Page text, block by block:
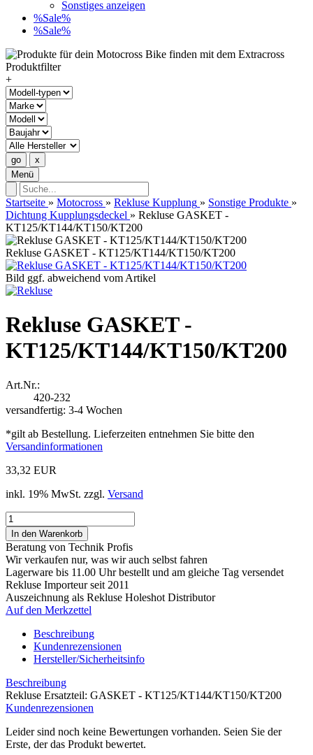
Sonstiges anzeigen
%Sale%
%Sale%
+
Menü
Startseite » Motocross » Rekluse Kupplung » Sonstige Produkte »
Dichtung Kupplungsdeckel » Rekluse GASKET -
KT125/KT144/KT150/KT200
Rekluse GASKET - KT125/KT144/KT150/KT200
Bild ggf. abweichend vom Artikel
Rekluse GASKET -
KT125/KT144/KT150/KT200
Art.Nr.:
420-232
versandfertig: 3-4 Wochen
*gilt ab Bestellung. Lieferzeiten entnehmen Sie bitte den
Versandinformationen
33,32 EUR
inkl. 19% MwSt. zzgl. Versand
Beratung von Technik Profis
Wir verkaufen nur, was wir auch selbst fahren
Lagerware bis 11.00 Uhr bestellt und am gleiche Tag versendet
Rekluse Importeur seit 2011
Auszeichnung als Rekluse Holeshot Distributor
Auf den Merkzettel
Beschreibung
Kundenrezensionen
Hersteller/Sicherheitsinfo
Beschreibung
Rekluse Ersatzteil: GASKET - KT125/KT144/KT150/KT200
Kundenrezensionen
Leider sind noch keine Bewertungen vorhanden. Seien Sie der
Erste, der das Produkt bewertet.